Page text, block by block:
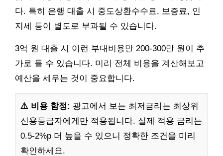
다. 특히 은행 대출 시 중도상환수수료, 보증료, 인
지세 등이 별도로 부과될 수 있습니다.
3억 원 대출 시 이런 부대비용만 200-300만 원이 추
가로 들 수 있습니다. 미리 전체 비용을 계산해보고
예산을 세우는 것이 중요합니다.
⚠️ 비용 함정: 광고에서 보는 최저금리는 최상위
신용등급자에게만 적용됩니다. 실제 적용 금리는
0.5-2%p 더 높을 수 있으니 정확한 조건을 미리
확인하세요.